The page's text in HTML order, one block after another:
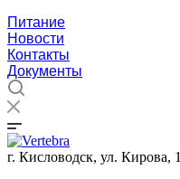
Питание
Новости
Контакты
Документы
г. Кисловодск, ул. Кирова, 1